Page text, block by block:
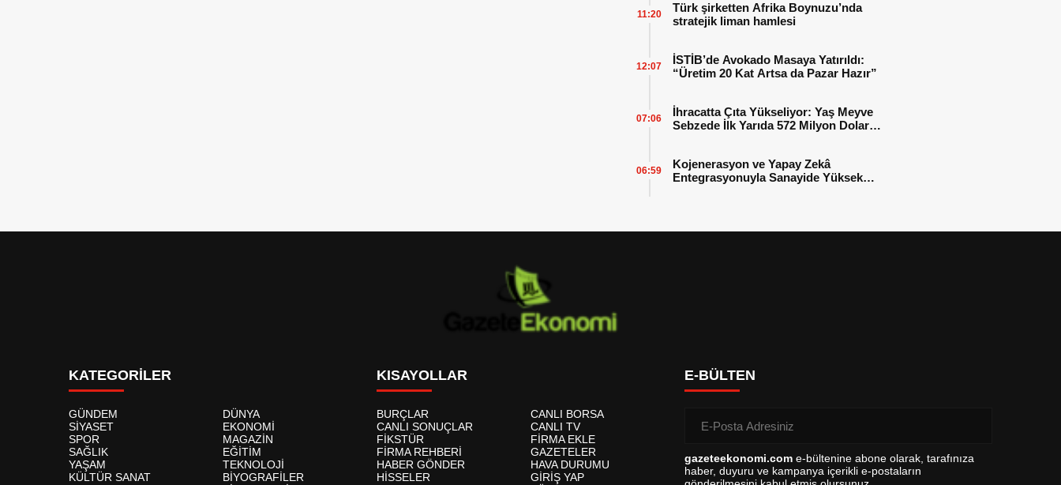
Türk şirketten Afrika Boynuzu’nda
stratejik liman hamlesi
11:20
İSTİB’de Avokado Masaya Yatırıldı:
“Üretim 20 Kat Artsa da Pazar Hazır”
12:07
İhracatta Çıta Yükseliyor: Yaş Meyve
Sebzede İlk Yarıda 572 Milyon Dolar
07:06
Kojenerasyon ve Yapay Zekâ
Entegrasyonuyla Sanayide Yüksek
06:59
KATEGORİLER
GÜNDEM
DÜNYA
SİYASET
EKONOMİ
SPOR
MAGAZİN
SAĞLIK
EĞİTİM
YAŞAM
TEKNOLOJİ
KÜLTÜR SANAT
BİYOGRAFİLER
KISAYOLLAR
BURÇLAR
CANLI BORSA
CANLI SONUÇLAR
CANLI TV
FİKSTÜR
FİRMA EKLE
FİRMA REHBERİ
GAZETELER
HABER GÖNDER
HAVA DURUMU
HİSSELER
GİRİŞ YAP
E-BÜLTEN
gazeteekonomi.com e-bültenine abone olarak, tarafınıza
haber, duyuru ve kampanya içerikli e-postaların